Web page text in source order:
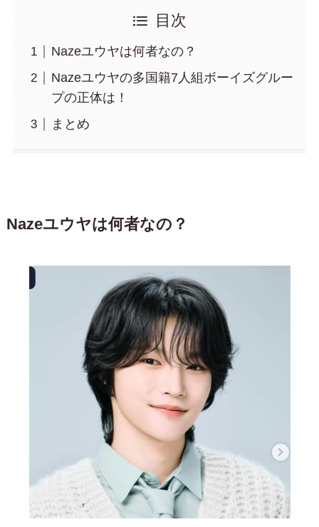
目次
Nazeユウヤは何者なの？
Nazeユウヤの多国籍7人組ボーイズグルー
プの正体は！
まとめ
Nazeユウヤは何者なの？